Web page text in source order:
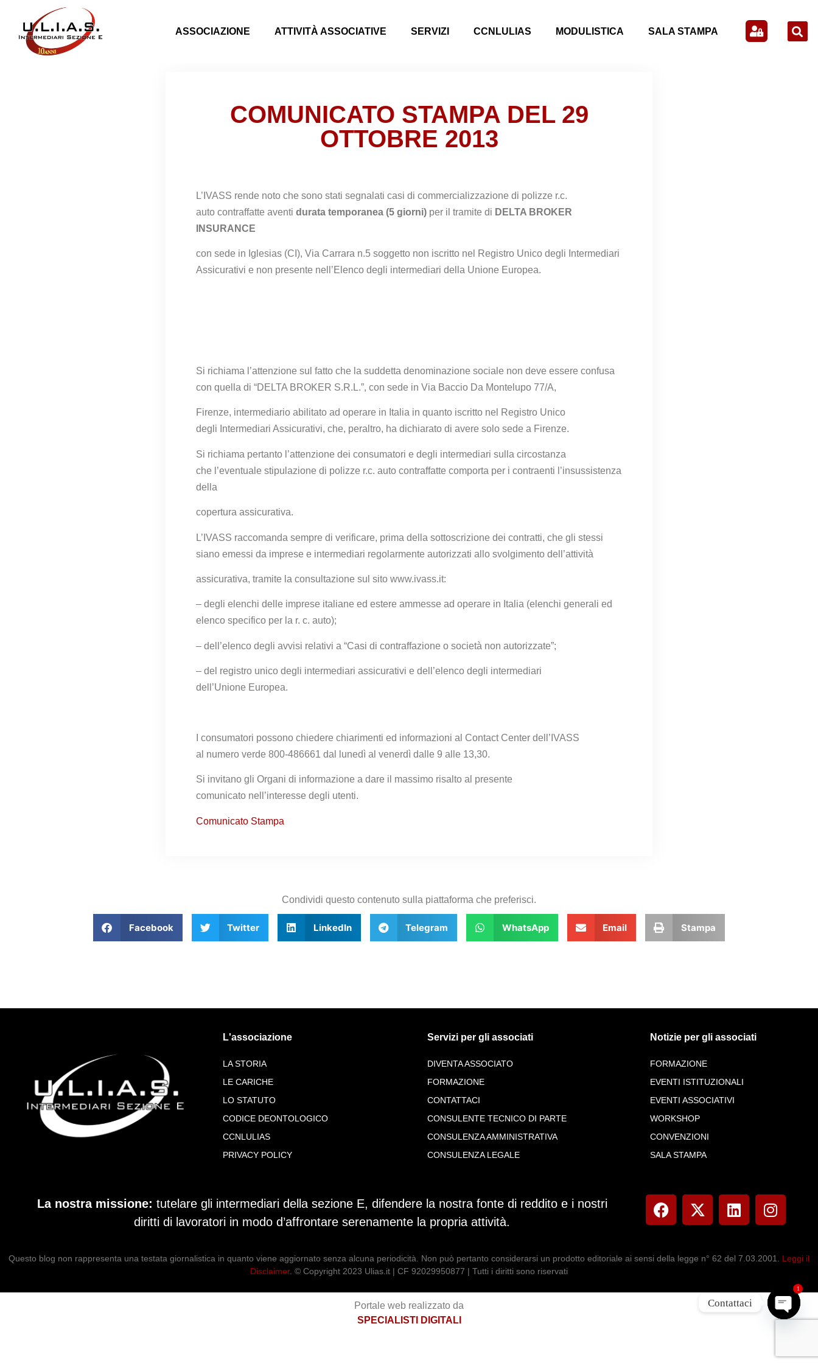
ASSOCIAZIONE ATTIVITÀ ASSOCIATIVE SERVIZI CCNLULIAS MODULISTICA SALA STAMPA
COMUNICATO STAMPA DEL 29
OTTOBRE 2013
L’IVASS rende noto che sono stati segnalati casi di commercializzazione di polizze r.c.
auto contraffatte aventi durata temporanea (5 giorni) per il tramite di DELTA BROKER
INSURANCE
con sede in Iglesias (CI), Via Carrara n.5 soggetto non iscritto nel Registro Unico degli Intermediari
Assicurativi e non presente nell’Elenco degli intermediari della Unione Europea.
Si richiama l’attenzione sul fatto che la suddetta denominazione sociale non deve essere confusa
con quella di “DELTA BROKER S.R.L.”, con sede in Via Baccio Da Montelupo 77/A,
Firenze, intermediario abilitato ad operare in Italia in quanto iscritto nel Registro Unico
degli Intermediari Assicurativi, che, peraltro, ha dichiarato di avere solo sede a Firenze.
Si richiama pertanto l’attenzione dei consumatori e degli intermediari sulla circostanza
che l’eventuale stipulazione di polizze r.c. auto contraffatte comporta per i contraenti l’insussistenza
della
copertura assicurativa.
L’IVASS raccomanda sempre di verificare, prima della sottoscrizione dei contratti, che gli stessi
siano emessi da imprese e intermediari regolarmente autorizzati allo svolgimento dell’attività
assicurativa, tramite la consultazione sul sito www.ivass.it:
– degli elenchi delle imprese italiane ed estere ammesse ad operare in Italia (elenchi generali ed
elenco specifico per la r. c. auto);
– dell’elenco degli avvisi relativi a “Casi di contraffazione o società non autorizzate”;
– del registro unico degli intermediari assicurativi e dell’elenco degli intermediari
dell’Unione Europea.
I consumatori possono chiedere chiarimenti ed informazioni al Contact Center dell’IVASS
al numero verde 800-486661 dal lunedì al venerdì dalle 9 alle 13,30.
Si invitano gli Organi di informazione a dare il massimo risalto al presente
comunicato nell’interesse degli utenti.
Comunicato Stampa
Condividi questo contenuto sulla piattaforma che preferisci.
Facebook Twitter LinkedIn Telegram WhatsApp Email Stampa
L'associazione
LA STORIA
LE CARICHE
LO STATUTO
CODICE DEONTOLOGICO
CCNLULIAS
PRIVACY POLICY
Servizi per gli associati
DIVENTA ASSOCIATO
FORMAZIONE
CONTATTACI
CONSULENTE TECNICO DI PARTE
CONSULENZA AMMINISTRATIVA
CONSULENZA LEGALE
Notizie per gli associati
FORMAZIONE
EVENTI ISTITUZIONALI
EVENTI ASSOCIATIVI
WORKSHOP
CONVENZIONI
SALA STAMPA
La nostra missione: tutelare gli intermediari della sezione E, difendere la nostra fonte di reddito e i nostri
diritti di lavoratori in modo d’affrontare serenamente la propria attività.
Questo blog non rappresenta una testata giornalistica in quanto viene aggiornato senza alcuna periodicità. Non può pertanto considerarsi un prodotto editoriale ai sensi della legge n° 62 del 7.03.2001. Leggi il
Disclaimer. © Copyright 2023 Ulias.it | CF 92029950877 | Tutti i diritti sono riservati
Portale web realizzato da
SPECIALISTI DIGITALI
Contattaci
1